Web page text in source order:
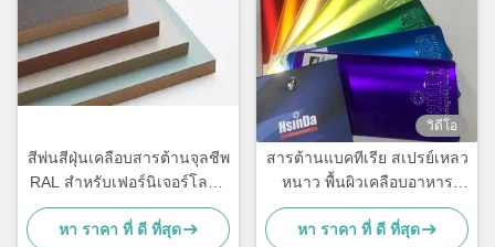
สีพ่นสีฝุ่นเคลือบสารต้านจุลชีพ
RAL สำหรับเฟอร์นิเจอร์โลหะ
และ MDF
หา ราคา ที่ ดี ที่สุด
วิดีโอ
สารต้านแบคทีเรีย สเปรย์เหลว
หนาว พื้นผิวเคลือบอาหาร
เกรดความทนทานกับเหงื่อ
หา ราคา ที่ ดี ที่สุด